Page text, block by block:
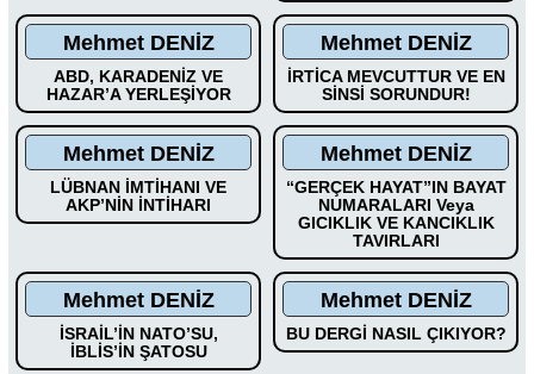
Mehmet DENİZ
ABD, KARADENİZ VE
HAZAR’A YERLEŞİYOR
Mehmet DENİZ
İRTİCA MEVCUTTUR VE EN
SİNSİ SORUNDUR!
Mehmet DENİZ
LÜBNAN İMTİHANI VE
AKP’NİN İNTİHARI
Mehmet DENİZ
“GERÇEK HAYAT”IN BAYAT
NUMARALARI Veya
GICIKLIK VE KANCIKLIK
TAVIRLARI
Mehmet DENİZ
İSRAİL’İN NATO’SU,
İBLİS’İN ŞATOSU
Mehmet DENİZ
BU DERGİ NASIL ÇIKIYOR?